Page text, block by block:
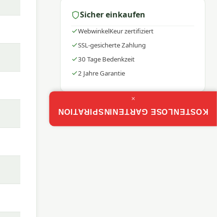
Die
Sicher einkaufen
WebwinkelKeur zertifiziert
SSL-gesicherte Zahlung
30 Tage Bedenkzeit
2 Jahre Garantie
KOSTENLOSE GARTENINSPIRATION
×